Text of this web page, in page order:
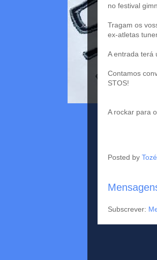
no festival
Tragam os
ex-atletas
A entrada terá
Contamos
STOS!
A rockar para
Posted by Tozé
Subscrever: